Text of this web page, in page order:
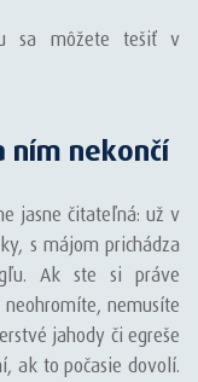
sa môžete tešiť v
ním nekončí
jasne čitateľná: už v
s májom prichádza
Ak ste si práve
nemusíte
jahody či egreše
ak to počasie dovolí.